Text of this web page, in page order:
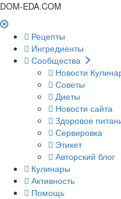
DOM-EDA.COM
Рецепты
Ингредиенты
Сообщества
Новости
Советы
Диеты
Новости сайта
Здоровое
Сервировка
Этикет
Авторский блог
Кулинары
Активность
Помощь